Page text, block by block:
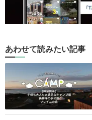
あわせて読みたい記事